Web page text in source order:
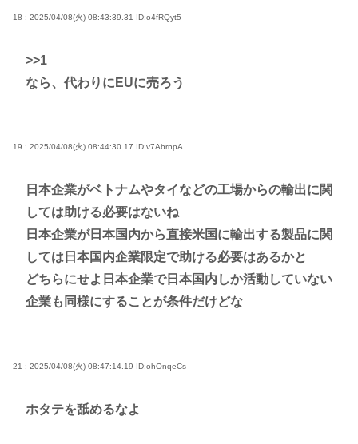
18 : 2025/04/08(火) 08:43:39.31 ID:o4fRQyt5
>>1
なら、代わりにEUに売ろう
19 : 2025/04/08(火) 08:44:30.17 ID:v7AbrnpA
日本企業がベトナムやタイなどの工場からの輸出に関
しては助ける必要はないね
日本企業が日本国内から直接米国に輸出する製品に関
しては日本国内企業限定で助ける必要はあるかと
どちらにせよ日本企業で日本国内しか活動していない
企業も同様にすることが条件だけどな
21 : 2025/04/08(火) 08:47:14.19 ID:ohOnqeCs
ホタテを舐めるなよ